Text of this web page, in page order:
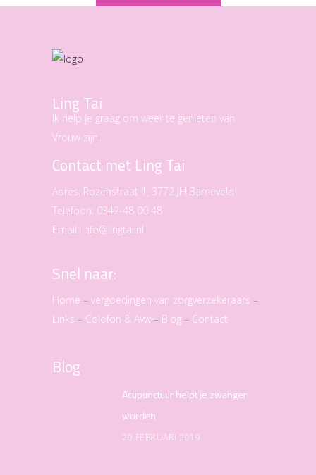
Ling Tai
Ik help je graag om weer te genieten van
Vrouw zijn.
Contact met Ling Tai
Adres: Rozenstraat 1, 3772 JH Barneveld
Telefoon: 0342-48 00 48
Email: info@lingtai.nl
Snel naar:
Home – vergoedingen van zorgverzekeraars –
Links – Colofon & Avw – Blog – Contact
Blog
Acupunctuur helpt je zwanger
worden
20 FEBRUARI 2019